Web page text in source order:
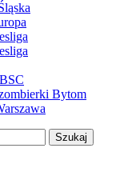
Bytom